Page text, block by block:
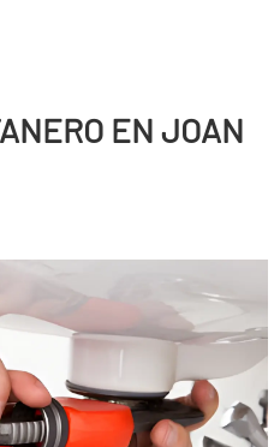
EN JOAN